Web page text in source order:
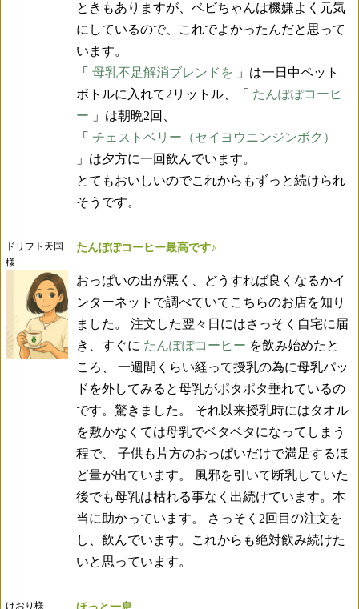
ときもありますが、ベビちゃんは機嫌よく元気
にしているので、これでよかったんだと思って
います。
「 母乳不足解消ブレンドを
」は一日中ペット
ボトルに入れて2リットル、「 たんぽぽコーヒ
ー 」は朝晩2回、
「 チェストベリー（セイヨウニンジンボク）
」は夕方に一回飲んでいます。
とてもおいしいのでこれからもずっと続けられ
そうです。
ドリフト天国
様
たんぽぽコーヒー最高です♪
おっぱいの出が悪く、どうすれば良くなるかイ
ンターネットで調べていてこちらのお店を知り
ました。 注文した翌々日にはさっそく自宅に届
き、すぐに たんぽぽコーヒー を飲み始めたと
ころ、 一週間くらい経って授乳の為に母乳パッ
ドを外してみると母乳がポタポタ垂れているの
です。驚きました。 それ以来授乳時にはタオル
を敷かなくては母乳でベタベタになってしまう
程で、 子供も片方のおっぱいだけで満足するほ
ど量が出ています。 風邪を引いて断乳していた
後でも母乳は枯れる事なく出続けています。本
当に助かっています。 さっそく2回目の注文を
し、飲んでいます。これからも絶対飲み続けた
いと思っています。
けおり様